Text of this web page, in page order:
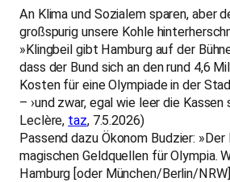
An Klima und Sozialem sparen, aber
großspurig unsere Kohle
»Klingbeil gibt Hamburg auf der
dass der Bund sich an den rund 4,6
Kosten für eine Olympiade in der
– ›und zwar, egal wie leer die Kassen
Leclère, taz, 7.5.2026)
Passend dazu Ökonom Budzier: »Der
magischen Geldquellen für Olympia.
Hamburg [oder München/Berlin/